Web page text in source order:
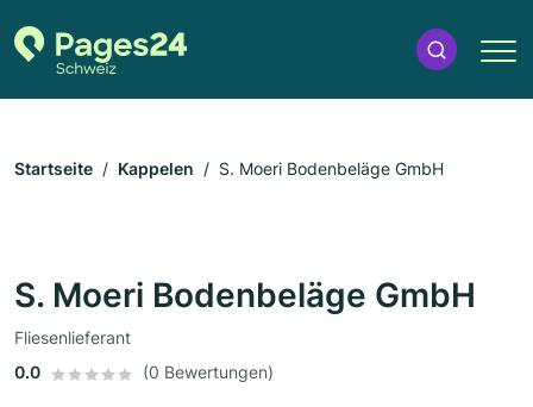
Startseite Kappelen S. Moeri Bodenbeläge GmbH
S. Moeri Bodenbeläge GmbH
Fliesenlieferant
0.0
(0 Bewertungen)